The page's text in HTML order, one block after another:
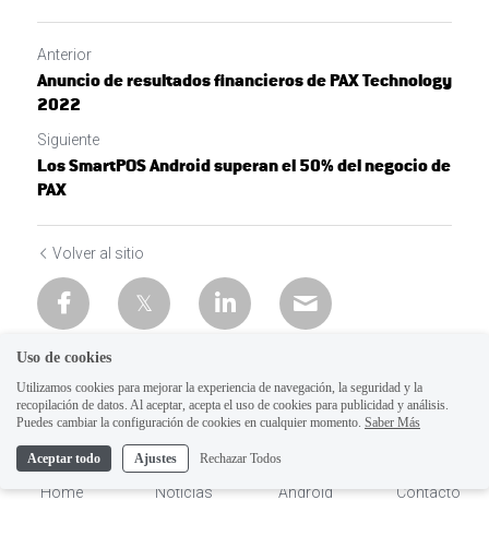
Anterior
Anuncio de resultados financieros de PAX Technology
2022
Siguiente
Los SmartPOS Android superan el 50% del negocio de
PAX
Volver al sitio
Home Noticias Android Contacto
Uso de cookies
Utilizamos cookies para mejorar la experiencia de navegación, la seguridad y la
recopilación de datos. Al aceptar, acepta el uso de cookies para publicidad y análisis.
Puedes cambiar la configuración de cookies en cualquier momento. Saber Más
Aceptar todo Ajustes Rechazar Todos